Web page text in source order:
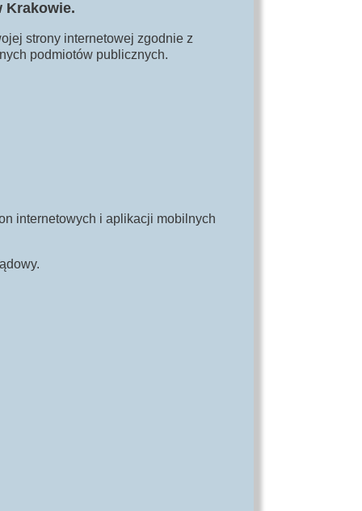
Krakowie.
strony internetowej zgodnie z
podmiotów publicznych.
internetowych i aplikacji mobilnych